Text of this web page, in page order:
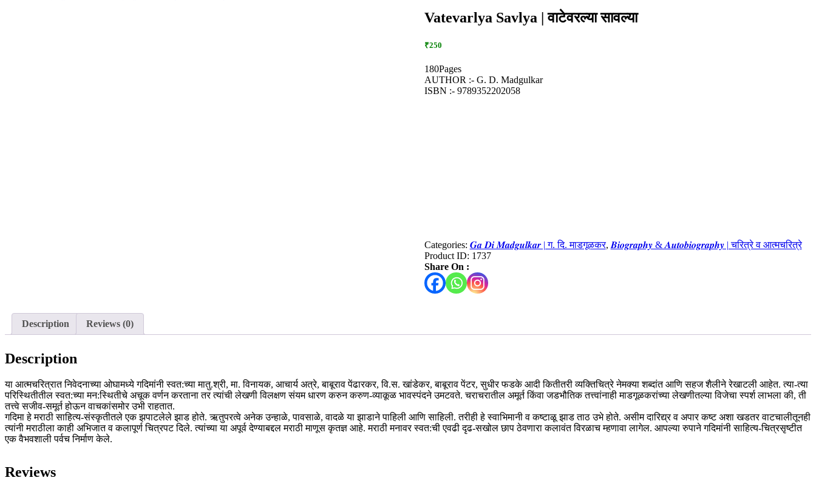
Vatevarlya Savlya | वाटेवरल्या सावल्या
₹250
180Pages
AUTHOR :- G. D. Madgulkar
ISBN :- 9789352202058
Categories: 𝑮𝒂 𝑫𝒊 𝑴𝒂𝒅𝒈𝒖𝒍𝒌𝒂𝒓 | ग. दि. माडगूळकर, 𝑩𝒊𝒐𝒈𝒓𝒂𝒑𝒉𝒚 & 𝑨𝒖𝒕𝒐𝒃𝒊𝒐𝒈𝒓𝒂𝒑𝒉𝒚 | चरित्रे व आत्मचरित्रे
Product ID: 1737
Share On :
Description Reviews (0)
Description
या आत्मचरित्रात निवेदनाच्या ओघामध्ये गदिमांनी स्वत:च्या मातु.श्री, मा. विनायक, आचार्य अत्रे, बाबूराव पेंढारकर, वि.स. खांडेकर, बाबूराव पेंटर, सुधीर फडके आदी कितीतरी व्यक्तिचित्रे नेमक्या शब्दांत आणि सहज शैलीने रेखाटली आहेत. त्या-त्या
परिस्थितीतील स्वत:च्या मन:स्थितीचे अचूक वर्णन करताना तर त्यांची लेखणी विलक्षण संयम धारण करुन करुण-व्याकूळ भावस्पंदने उमटवते. चराचरातील अमूर्त किंवा जडभौतिक तत्त्वांनाही माडगूळकरांच्या लेखणीतल्या विजेचा स्पर्श लाभला की, ती
तत्त्वे सजीव-समूर्त होऊन वाचकांसमोर उभी राहतात.
गदिमा हे मराठी साहित्य-संस्कृतीतले एक झपाटलेले झाड होते. ऋतुपरत्वे अनेक उन्हाळे, पावसाळे, वादळे या झाडाने पाहिली आणि साहिली. तरीही हे स्वाभिमानी व कष्टाळू झाड ताठ उभे होते. असीम दारिद्य्र व अपार कष्ट अशा खडतर वाटचालीतूनही
त्यांनी मराठीला काही अभिजात व कलापूर्ण चित्रपट दिले. त्यांच्या या अपूर्व देण्याबद्दल मराठी माणूस कृतज्ञ आहे. मराठी मनावर स्वत:ची एवढी दृढ-सखोल छाप ठेवणारा कलावंत विरळाच म्हणावा लागेल. आपल्या रुपाने गदिमांनी साहित्य-चित्रसृष्टीत
एक वैभवशाली पर्वच निर्माण केले.
Reviews